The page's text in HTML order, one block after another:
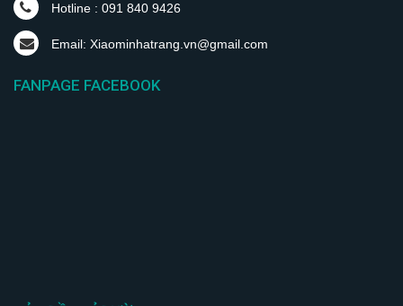
Hotline : 091 840 9426
Email: Xiaominhatrang.vn@gmail.com
FANPAGE FACEBOOK